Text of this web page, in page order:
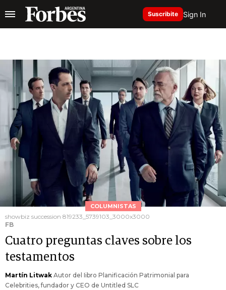
Suscribite Sign In
COLUMNISTAS
showbiz succession 819233_5739103_3000x3000
FB
Cuatro preguntas claves sobre los
testamentos
Martín Litwak Autor del Iibro Planificación Patrimonial para
Celebrities, fundador y CEO de Untitled SLC